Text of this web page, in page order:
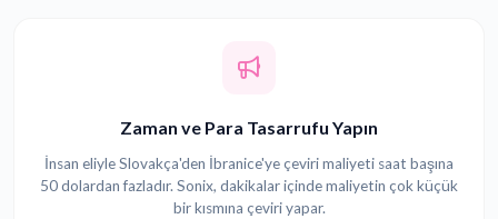
Zaman ve Para Tasarrufu Yapın
İnsan eliyle Slovakça'den İbranice'ye çeviri maliyeti saat başına
50 dolardan fazladır. Sonix, dakikalar içinde maliyetin çok küçük
bir kısmına çeviri yapar.